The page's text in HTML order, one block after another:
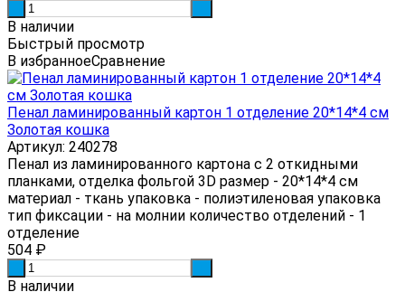
В наличии
Быстрый просмотр
В избранноеСравнение
Пенал ламинированный картон 1 отделение 20*14*4 см
Золотая кошка
Артикул: 240278
Пенал из ламинированного картона с 2 откидными
планками, отделка фольгой 3D размер - 20*14*4 см
материал - ткань упаковка - полиэтиленовая упаковка
тип фиксации - на молнии количество отделений - 1
отделение
504 ₽
В наличии